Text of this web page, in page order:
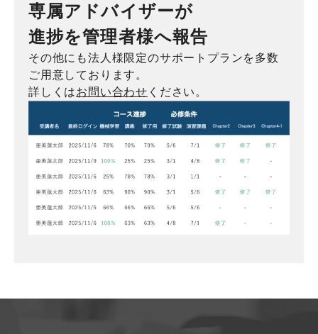
専属アドバイザーが
進捗を管理者様へ報告
その他にも法人様限定のサポートプランを多数
ご用意しております。
詳しくはお問い合わせ ください。